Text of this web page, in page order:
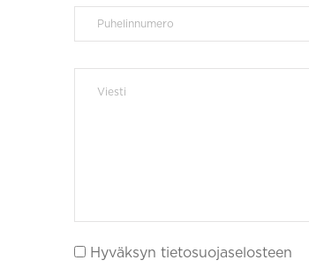
Hyväksyn tietosuojaselosteen